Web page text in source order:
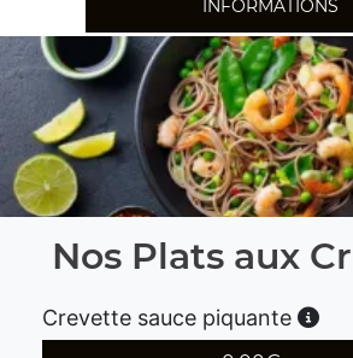
INFORMATIONS
Nos Plats aux
Crevette sauce piquante